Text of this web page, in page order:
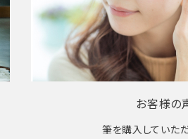
お客様の
筆を購入していた